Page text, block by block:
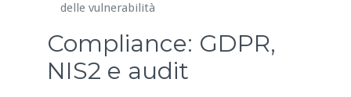
delle vulnerabilità
Compliance: GDPR,
NIS2 e audit